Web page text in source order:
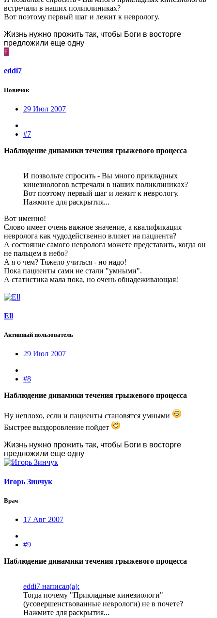
встречали в наших поликлиниках?
Вот поэтому первый шаг и лежит к неврологу.
Жизнь нужно прожить так, чтобы Боги в восторге
предложили еще одну
E
eddi7
Новичок
29 Июл 2007
#7
Наблюдение динамики течения грыжевого процесса
И позвольте спросить - Вы много прикладных
кинезиологов встречали в наших поликлиниках?
Вот поэтому первый шаг и лежит к неврологу.
Нажмите для раскрытия...
Вот именно!
Слово имеет очень важное значение, а квалификация
невролога как чудодейственно влияет на пациента?
А состояние самого невролога можете представить, когда он
не пальцем в небо?
А я о чем? Тяжело учиться - но надо!
Пока пациенты сами не стали "умными".
А статистика мала пока, но очень обнадеживающая!
Ell
Активный пользователь
29 Июл 2007
#8
Наблюдение динамики течения грыжевого процесса
Ну неплохо, если и пациенты становятся умными
Быстрее выздоровление пойдет
Жизнь нужно прожить так, чтобы Боги в восторге
предложили еще одну
Игорь Зинчук
Врач
17 Авг 2007
#9
Наблюдение динамики течения грыжевого процесса
eddi7 написал(а):
Тогда почему "Прикладные кинезиологи"
(усовершенствованные неврологи) не в почете?
Нажмите для раскрытия...